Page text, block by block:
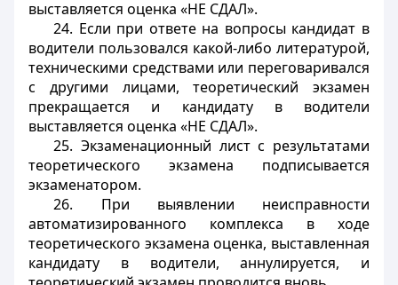
выставляется оценка «НЕ СДАЛ».
24. Если при ответе на вопросы кандидат в
водители пользовался какой-либо литературой,
техническими средствами или переговаривался
с другими лицами, теоретический экзамен
прекращается и кандидату в водители
выставляется оценка «НЕ СДАЛ».
25. Экзаменационный лист с результатами
теоретического экзамена подписывается
экзаменатором.
26. При выявлении неисправности
автоматизированного комплекса в ходе
теоретического экзамена оценка, выставленная
кандидату в водители, аннулируется, и